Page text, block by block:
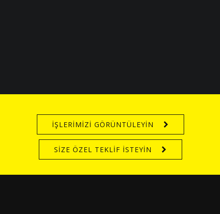
İŞLERİMİZİ GÖRÜNTÜLEYİN
SİZE ÖZEL TEKLİF İSTEYİN